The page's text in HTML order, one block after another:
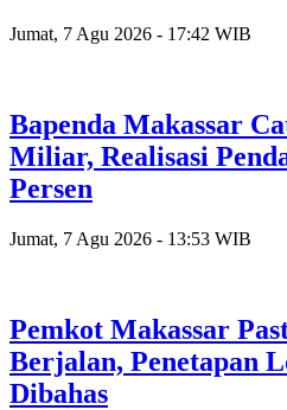
Jumat, 7 Agu 2026 - 17:42 WIB
Bapenda Makassar
Miliar, Realisasi
Persen
Jumat, 7 Agu 2026 - 13:53 WIB
Pemkot Makassar
Berjalan, Penetapan
Dibahas